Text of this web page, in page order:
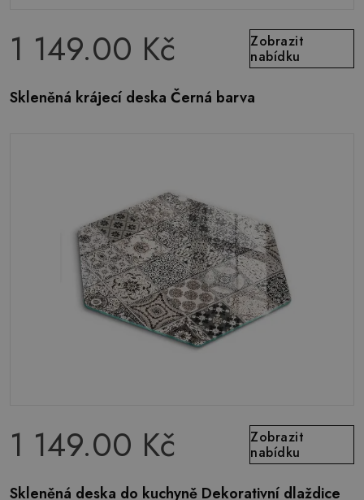
1 149.00 Kč
Zobrazit
nabídku
Skleněná krájecí deska Černá barva
1 149.00 Kč
Zobrazit
nabídku
Skleněná deska do kuchyně Dekorativní dlaždice